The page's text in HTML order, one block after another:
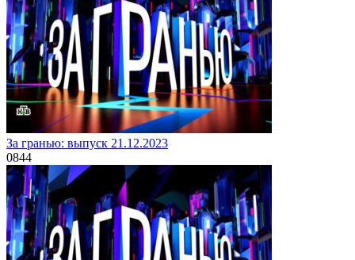
За гранью: выпуск 21.12.2023
0844